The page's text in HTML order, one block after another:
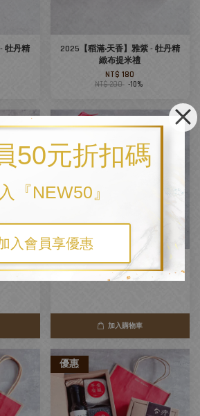
50元折扣碼
『NEW50』
入會員享優惠
牡丹精
2025【稻滿‧天香】雅紫 - 牡丹精
緻布提米禮
NT$ 180
NT$ 200 -10%
款精緻
【農庄手札】米禮
NT$ 320
加入購物車
優惠